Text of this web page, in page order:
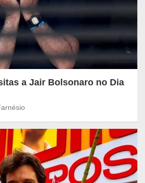
a Jair Bolsonaro no Dia